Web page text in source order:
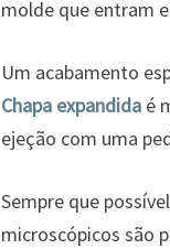
molde que entram
Um acabamento
Chapa expandida é
ejeção com uma
Sempre que
microscópicos são